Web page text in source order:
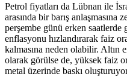
Petrol fiyatları da Lübnan ile
arasında bir barış
perşembe günü erken
enflasyonu hızlandırarak faiz
kalmasına neden olabilir. Altın
olarak görülse de, yüksek faiz
metal üzerinde baskı